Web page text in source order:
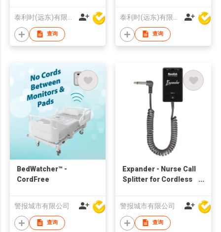
查询 查询
BedWatcher™ -
CordFree
警报城市有限公司
查询
Expander - Nurse Call
Splitter for Cordless
警报城市有限公司
查询